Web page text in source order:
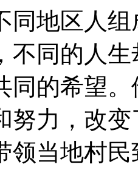
同地区人
不同的人
同的希望
努力，改
领当地村